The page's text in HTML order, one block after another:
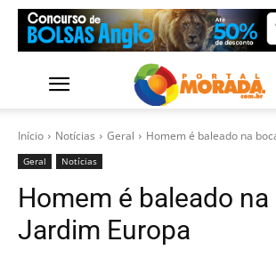
Início Notícias Geral Homem é baleado na
Geral Notícias
Homem é baleado
Jardim Europa